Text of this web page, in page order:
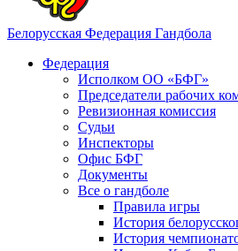
Белорусская Федерация Гандбола
Федерация
Исполком ОО «БФГ»
Председатели рабочих
Ревизионная комиссия
Судьи
Инспекторы
Офис БФГ
Документы
Все о гандболе
Правила игры
История
История